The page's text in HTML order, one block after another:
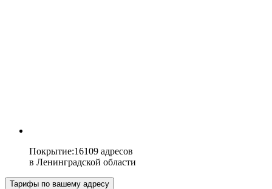
Покрытие:16109 адресов
в Ленинградской области
Тарифы по вашему адресу